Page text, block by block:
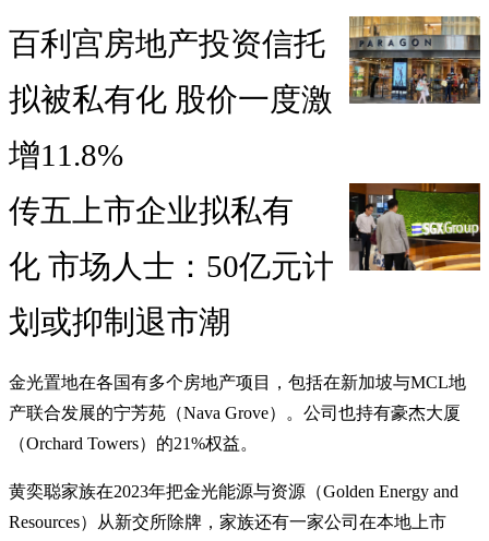
百利宫房地产投资信托
拟被私有化 股价一度激
增11.8%
传五上市企业拟私有
化 市场人士：50亿元计
划或抑制退市潮
金光置地在各国有多个房地产项目，包括在新加坡与MCL地
产联合发展的宁芳苑（Nava Grove）。公司也持有豪杰大厦
（Orchard Towers）的21%权益。
黄奕聪家族在2023年把金光能源与资源（Golden Energy and
Resources）从新交所除牌，家族还有一家公司在本地上市